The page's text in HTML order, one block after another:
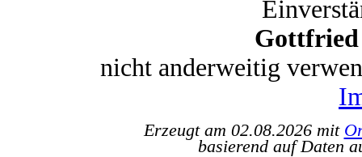
Gottfried
nicht anderweitig
Erzeugt am 02.08.2026 mit
basierend auf Daten